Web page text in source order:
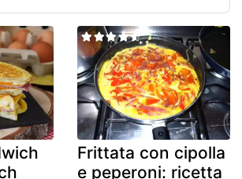
Frittata con cipolla
e peperoni: ricetta